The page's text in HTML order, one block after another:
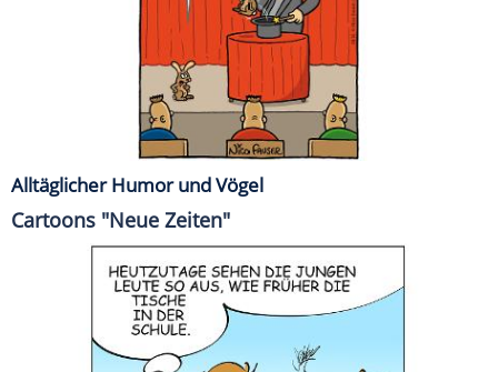
Alltäglicher Humor und Vögel
Cartoons "Neue Zeiten"